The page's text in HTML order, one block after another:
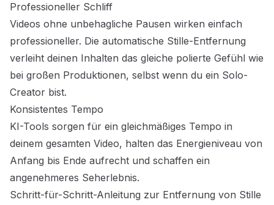
Professioneller Schliff
Videos ohne unbehagliche Pausen wirken einfach
professioneller. Die automatische Stille-Entfernung
verleiht deinen Inhalten das gleiche polierte Gefühl wie
bei großen Produktionen, selbst wenn du ein Solo-
Creator bist.
Konsistentes Tempo
KI-Tools sorgen für ein gleichmäßiges Tempo in
deinem gesamten Video, halten das Energieniveau von
Anfang bis Ende aufrecht und schaffen ein
angenehmeres Seherlebnis.
Schritt-für-Schritt-Anleitung zur Entfernung von Stille